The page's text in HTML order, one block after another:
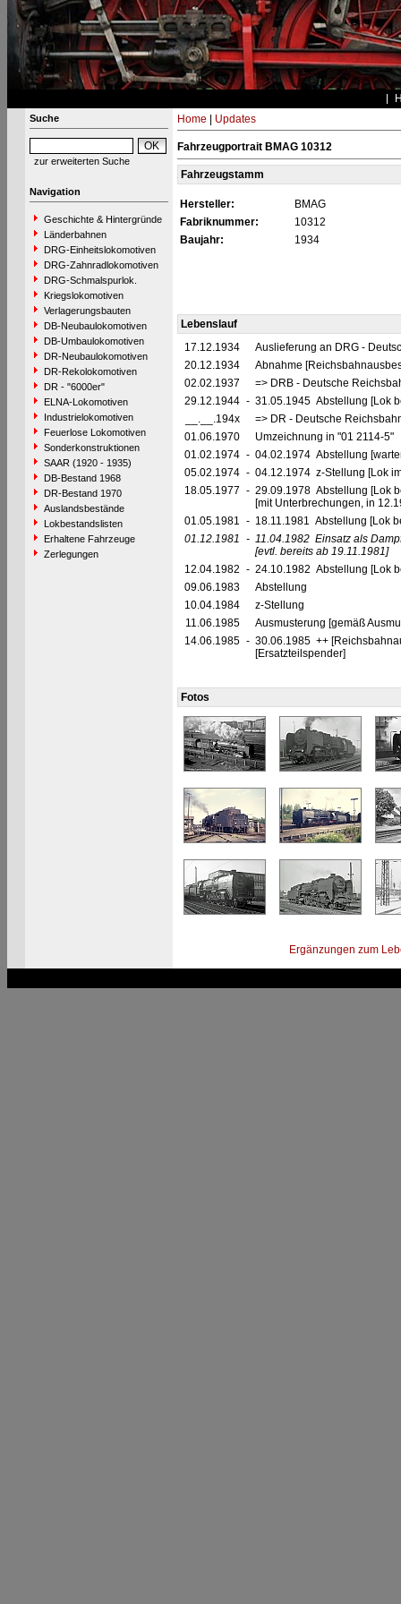
Suche
zur erweiterten Suche
Navigation
Geschichte & Hintergründe
Länderbahnen
DRG-Einheitslokomotiven
DRG-Zahnradlokomotiven
DRG-Schmalspurlok.
Kriegslokomotiven
Verlagerungsbauten
DB-Neubaulokomotiven
DB-Umbaulokomotiven
DR-Neubaulokomotiven
DR-Rekolokomotiven
DR - "6000er"
ELNA-Lokomotiven
Industrielokomotiven
Feuerlose Lokomotiven
Sonderkonstruktionen
SAAR (1920 - 1935)
DB-Bestand 1968
DR-Bestand 1970
Auslandsbestände
Lokbestandslisten
Erhaltene Fahrzeuge
Zerlegungen
Home Updates
Fahrzeugportrait BMAG 10312
Fahrzeugstamm
Hersteller:
BMAG
Fabriknummer:
10312
Baujahr:
1934
Lebenslauf
17.12.1934
Auslieferung an DRG -
20.12.1934
Abnahme
02.02.1937
=> DRB - Deutsche
29.12.1944 - 31.05.1945 Abstellung [Lok
__.__.194x
=> DR - Deutsche
01.06.1970
Umzeichnung in "01 2114-5"
01.02.1974 - 04.02.1974 Abstellung
05.02.1974 - 04.12.1974 z-Stellung [Lok
18.05.1977 - 29.09.1978 Abstellung [Lok
[mit Unterbrechungen, in
01.05.1981 - 18.11.1981 Abstellung [Lok
01.12.1981 - 11.04.1982 Einsatz als
[evtl. bereits ab 19.11.1981]
12.04.1982 - 24.10.1982 Abstellung [Lok
09.06.1983
Abstellung
10.04.1984
z-Stellung
11.06.1985
Ausmusterung [gemäß
14.06.1985 - 30.06.1985 ++
[Ersatzteilspender]
Fotos
Ergänzungen zum